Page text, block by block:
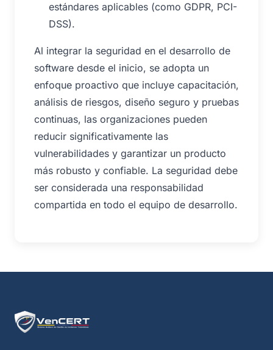
estándares aplicables (como GDPR, PCI-
DSS).
Al integrar la seguridad en el desarrollo de
software desde el inicio, se adopta un
enfoque proactivo que incluye capacitación,
análisis de riesgos, diseño seguro y pruebas
continuas, las organizaciones pueden
reducir significativamente las
vulnerabilidades y garantizar un producto
más robusto y confiable. La seguridad debe
ser considerada una responsabilidad
compartida en todo el equipo de desarrollo.